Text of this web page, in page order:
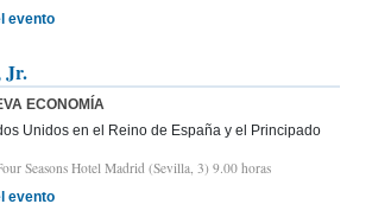
evento
Jr.
ECONOMÍA
Unidos en el Reino de España y el Principado
Seasons Hotel Madrid (Sevilla, 3) 9.00 horas
evento